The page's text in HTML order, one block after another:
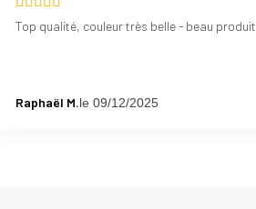
Top qualité, couleur très belle - beau produit
Raphaël M.le 09/12/2025